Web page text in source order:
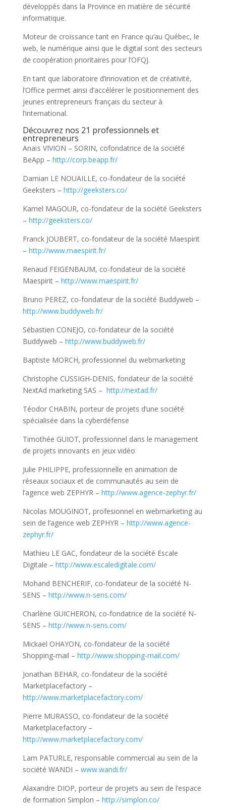
développés dans la Province en matière de sécurité
informatique.
Moteur de croissance tant en France qu’au Québec, le
web, le numérique ainsi que le digital sont des secteurs
de coopération prioritaires pour l’OFQJ.
En tant que laboratoire d’innovation et de créativité,
l’Office permet ainsi d’accélérer le positionnement des
jeunes entrepreneurs français du secteur à
l’international.
Découvrez nos 21 professionnels et
entrepreneurs
Anaïs VIVION – SORIN, cofondatrice de la société
BeApp – http://corp.beapp.fr/
Damian LE NOUAILLE, co-fondateur de la société
Geeksters – http://geeksters.co/
Kamel MAGOUR, co-fondateur de la société Geeksters
– http://geeksters.co/
Franck JOUBERT, co-fondateur de la société Maespirit
– http://www.maespirit.fr/
Renaud FEIGENBAUM, co-fondateur de la société
Maespirit – http://www.maespirit.fr/
Bruno PEREZ, co-fondateur de la société Buddyweb –
http://www.buddyweb.fr/
Sébastien CONEJO, co-fondateur de la société
Buddyweb – http://www.buddyweb.fr/
Baptiste MORCH, professionnel du webmarketing
Christophe CUSSIGH-DENIS, fondateur de la société
NextAd marketing SAS – http://nextad.fr/
Téodor CHABIN, porteur de projets d’une société
spécialisée dans la cyberdéfense
Timothée GUIOT, professionnel dans le management
de projets innovants en jeux vidéo
Julie PHILIPPE, professionnelle en animation de
réseaux sociaux et de communautés au sein de
l’agence web ZEPHYR – http://www.agence-zephyr.fr/
Nicolas MOUGINOT, profesionnel en webmarketing au
sein de l’agence web ZEPHYR – http://www.agence-
zephyr.fr/
Mathieu LE GAC, fondateur de la société Escale
Digitale – http://www.escaledigitale.com/
Mohand BENCHERIF, co-fondateur de la société N-
SENS – http://www.n-sens.com/
Charlène GUICHERON, co-fondatrice de la société N-
SENS – http://www.n-sens.com/
Mickael OHAYON, co-fondateur de la société
Shopping-mail – http://www.shopping-mail.com/
Jonathan BEHAR, co-fondateur de la société
Marketplacefactory –
http://www.marketplacefactory.com/
Pierre MURASSO, co-fondateur de la société
Marketplacefactory –
http://www.marketplacefactory.com/
Lam PATURLE, responsable commercial au sein de la
société WANDI – www.wandi.fr/
Alaxandre DIOP, porteur de projets au sein de l’espace
de formation Simplon – http://simplon.co/